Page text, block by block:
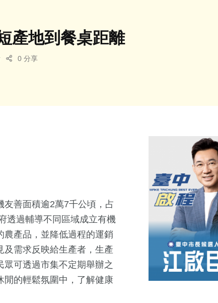
產地到餐桌距離
0 分享
友善面積逾2萬7千公頃，占
透過輔導不同區域成立有機
農產品，並降低過程的運銷
及需求反映給生產者，生產
可透過市集不定期舉辦之
的輕鬆氛圍中，了解健康